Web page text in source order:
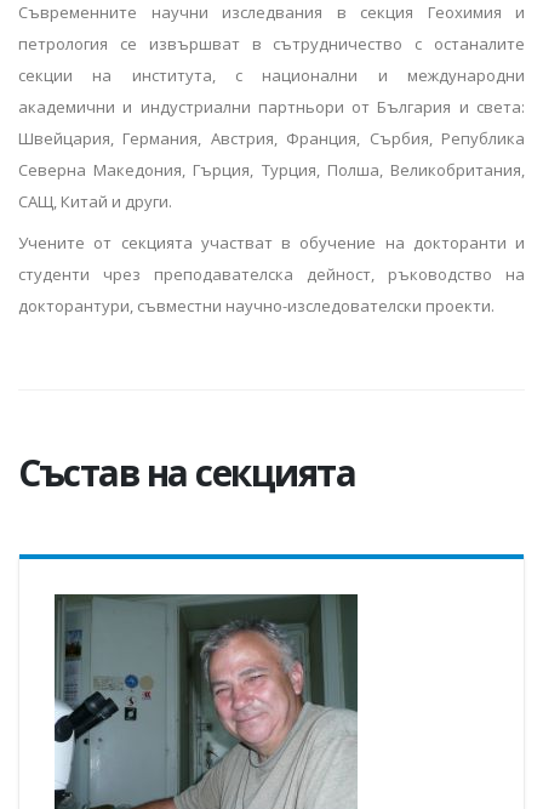
Съвременните научни изследвания в секция Геохимия и
петрология се извършват в сътрудничество с останалите
секции на института, с национални и международни
академични и индустриални партньори от България и света:
Швейцария, Германия, Австрия, Франция, Сърбия, Република
Северна Македония, Гърция, Турция, Полша, Великобритания,
САЩ, Китай и други.
Учените от секцията участват в обучение на докторанти и
студенти чрез преподавателска дейност, ръководство на
докторантури, съвместни научно-изследователски проекти.
Състав на секцията